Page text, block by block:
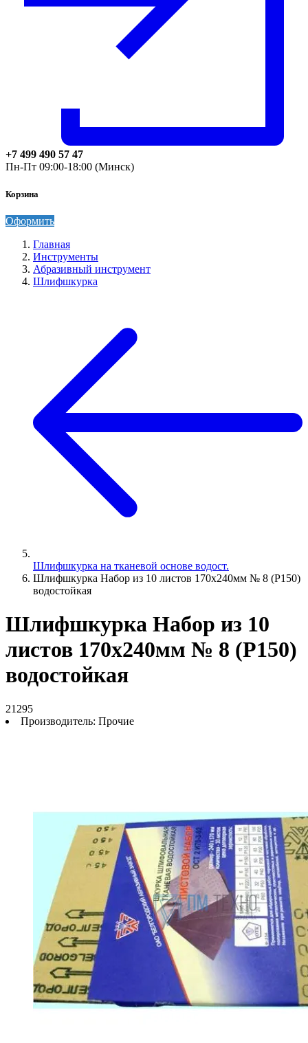
+7 499 490 57 47
Пн-Пт 09:00-18:00 (Минск)
Корзина
Оформить
Главная
Инструменты
Абразивный инструмент
Шлифшкурка
Шлифшкурка на тканевой основе водост.
Шлифшкурка Набор из 10 листов 170х240мм № 8 (Р150)
водостойкая
Шлифшкурка Набор из 10
листов 170х240мм № 8 (Р150)
водостойкая
21295
Производитель: Прочие